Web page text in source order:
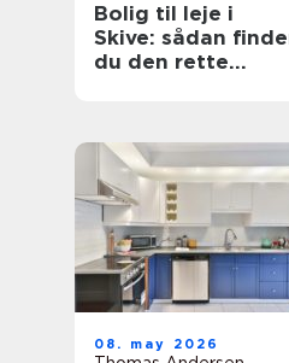
Bolig til leje i
Skive: sådan
du den rette
08. may 2026